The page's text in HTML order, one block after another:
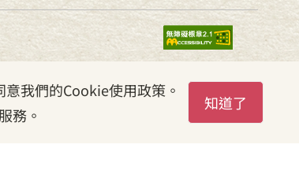
我們的Cookie使用政策。
務。
知道了